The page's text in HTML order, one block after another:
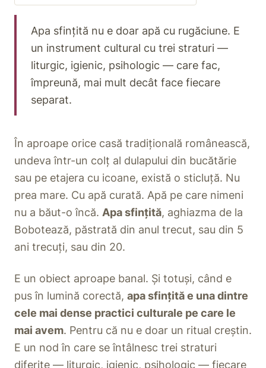
Apa sfințită nu e doar apă cu rugăciune. E
un instrument cultural cu trei straturi —
liturgic, igienic, psihologic — care fac,
împreună, mai mult decât face fiecare
separat.
În aproape orice casă tradițională românească,
undeva într-un colț al dulapului din bucătărie
sau pe etajera cu icoane, există o sticluță. Nu
prea mare. Cu apă curată. Apă pe care nimeni
nu a băut-o încă. Apa sfințită, aghiazma de la
Bobotează, păstrată din anul trecut, sau din 5
ani trecuți, sau din 20.
E un obiect aproape banal. Și totuși, când e
pus în lumină corectă, apa sfințită e una dintre
cele mai dense practici culturale pe care le
mai avem. Pentru că nu e doar un ritual creștin.
E un nod în care se întâlnesc trei straturi
diferite — liturgic, igienic, psihologic — fiecare